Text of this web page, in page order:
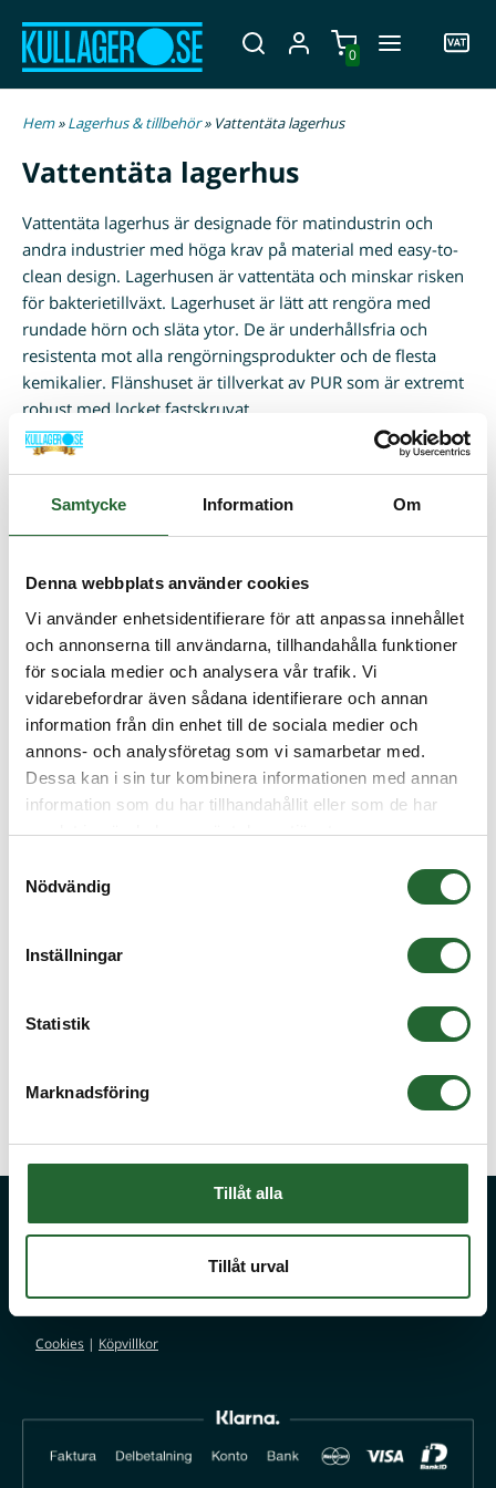
Samtycke Information Om
Denna webbplats använder cookies
Vi använder enhetsidentifierare för att anpassa innehållet
och annonserna till användarna, tillhandahålla funktioner
för sociala medier och analysera vår trafik. Vi
vidarebefordrar även sådana identifierare och annan
information från din enhet till de sociala medier och
annons- och analysföretag som vi samarbetar med.
Dessa kan i sin tur kombinera informationen med annan
information som du har tillhandahållit eller som de har
samlat in när du har använt deras tjänster.
Nödvändig
Inställningar
Statistik
Marknadsföring
Tillåt alla
Tillåt urval
0
Hem»Lagerhus & tillbehör» Vattentäta lagerhus
Vattentäta lagerhus
Vattentäta lagerhus är designade för matindustrin och
andra industrier med höga krav på material med easy-to-
clean design. Lagerhusen är vattentäta och minskar risken
för bakterietillväxt. Lagerhuset är lätt att rengöra med
rundade hörn och släta ytor. De är underhållsfria och
resistenta mot alla rengörningsprodukter och de flesta
kemikalier. Flänshuset är tillverkat av PUR som är extremt
robust med locket fastskruvat.
Flänslagerhus 2 hål Flänslagerhus 2 hål stående
Flänslagerhus 3 hål Flänslagerhus 4 hål
Lagerhus 2 hål stående
Fråga oss!
Stora kvantiteter eller önskar du offert på något du inte hittar på vår
Cookies | Köpvillkor